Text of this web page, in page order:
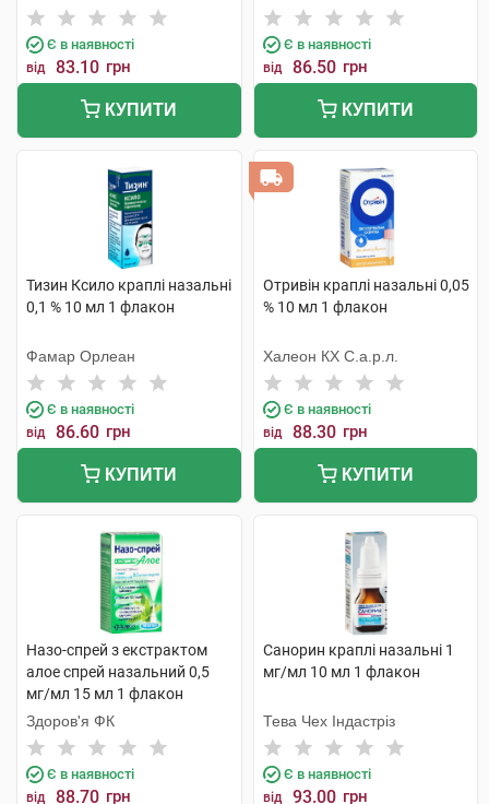
Є в наявності
від 83.10 грн
КУПИТИ
Є в наявності
від 86.50 грн
КУПИТИ
Тизин Ксило краплі назальні
0,1 % 10 мл 1 флакон
Фамар Орлеан
Є в наявності
від 86.60 грн
КУПИТИ
Отривін краплі назальні 0,05
% 10 мл 1 флакон
Халеон КХ С.а.р.л.
Є в наявності
від 88.30 грн
КУПИТИ
Назо-спрей з екстрактом
алое спрей назальний 0,5
мг/мл 15 мл 1 флакон
Здоров'я ФК
Є в наявності
від 88.70 грн
Санорин краплі назальні 1
мг/мл 10 мл 1 флакон
Тева Чех Індастріз
Є в наявності
від 93.00 грн